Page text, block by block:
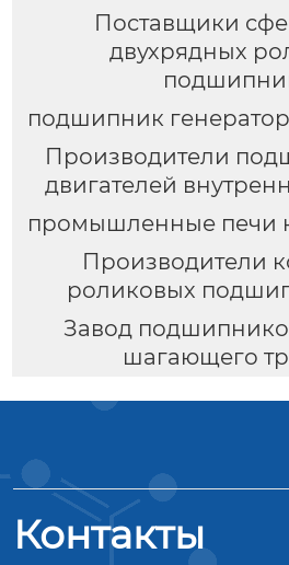
Поставщики
двухрядных
подшипник
Производители
двигателей
промышленные печи
Производители
роликовых
Завод
шагающего
Контакты